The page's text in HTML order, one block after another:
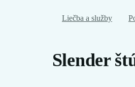
Liečba a služby
Slender